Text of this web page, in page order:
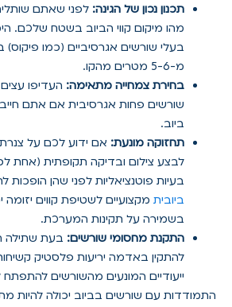
תכנון נכון של הגינה: לפני שאתם
מהו מיקום קווי הביוב בשטח שלכם.
בעלי שורשים אגרסיביים (כמו
מ-5-6 מטרים מהקו.
בחירת צמחייה מתאימה: העדיפו
שורשים פחות אגרסיבית אם אתם
ביוב.
תחזוקה מונעת: אם ידוע לכם על
לבצע צילום ובדיקה תקופתית (אחת
בעיות פוטנציאליות לפני שהן הופכות
ביובית מקצועיים לשטיפת קווים יזומה
בשמירה על תקינות המערכת.
התקנת מחסומי שורשים: בעת שתילה
להתקין באדמה יריעות פלסטיק
ייעודיים המונעים מהשורשים להתפתח
התמודדות עם שורשים בביוב יכולה להיות